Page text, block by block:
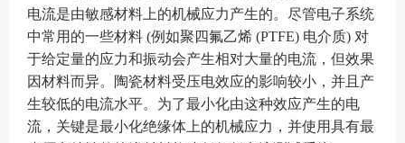
电流是由敏感材料上的机械应力产生的。尽管电子系统
中常用的一些材料 (例如聚四氟乙烯 (PTFE) 电介质) 对
于给定量的应力和振动会产生相对大量的电流，但效果
因材料而异。陶瓷材料受压电效应的影响较小，并且产
生较低的电流水平。为了最小化由这种效应产生的电
流，关键是最小化绝缘体上的机械应力，并使用具有最